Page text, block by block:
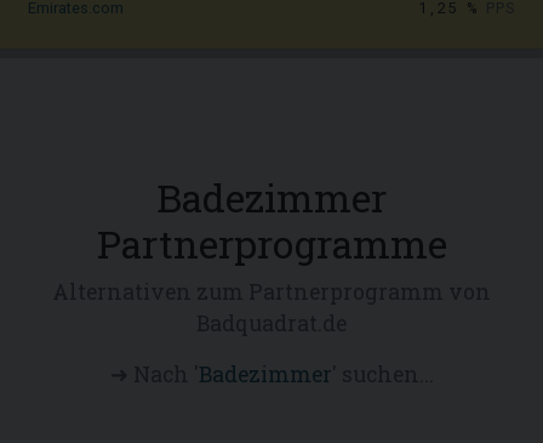
Emirates.com 1,25 %
Badezimmer
Partnerprogramme
Badezimmer